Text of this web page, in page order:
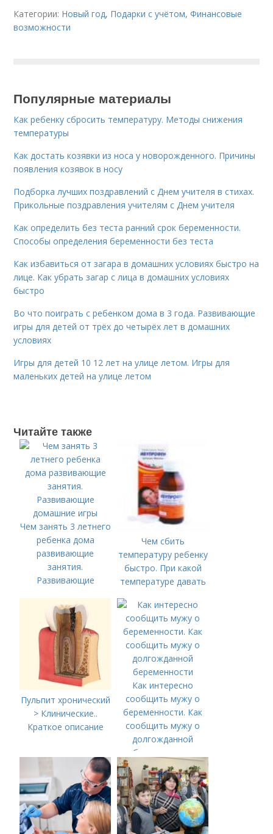
Категории: Новый год, Подарки с учётом,Финансовые
возможности
Популярные материалы
Как ребенку сбросить температуру. Методы снижения
температуры
Как достать козявки из носа у новорожденного. Причины
появления козявок в носу
Подборка лучших поздравлений с Днем учителя в стихах.
Прикольные поздравления учителям с Днем учителя
Как определить без теста ранний срок беременности.
Способы определения беременности без теста
Как избавиться от загара в домашних условиях быстро на
лице. Как убрать загар с лица в домашних условиях
быстро
Во что поиграть с ребенком дома в 3 года. Развивающие
игры для детей от трёх до четырёх лет в домашних
условиях
Игры для детей 10 12 лет на улице летом. Игры для
маленьких детей на улице летом
Читайте также
Чем занять 3 летнего
ребенка дома
развивающие
занятия.
Развивающие
Чем сбить
температуру ребенку
быстро. При какой
температуре давать
ребенку?
Пульпит хронический
> Клинические..
Краткое описание
Как интересно
сообщить мужу о
беременности. Как
сообщить мужу о
долгожданной
беременности